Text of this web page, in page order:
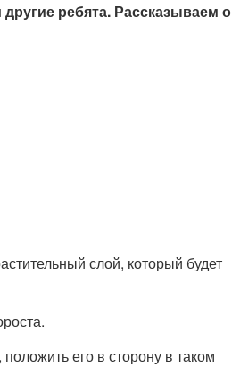
ребята. Рассказываем о
слой, который будет
его в сторону в таком